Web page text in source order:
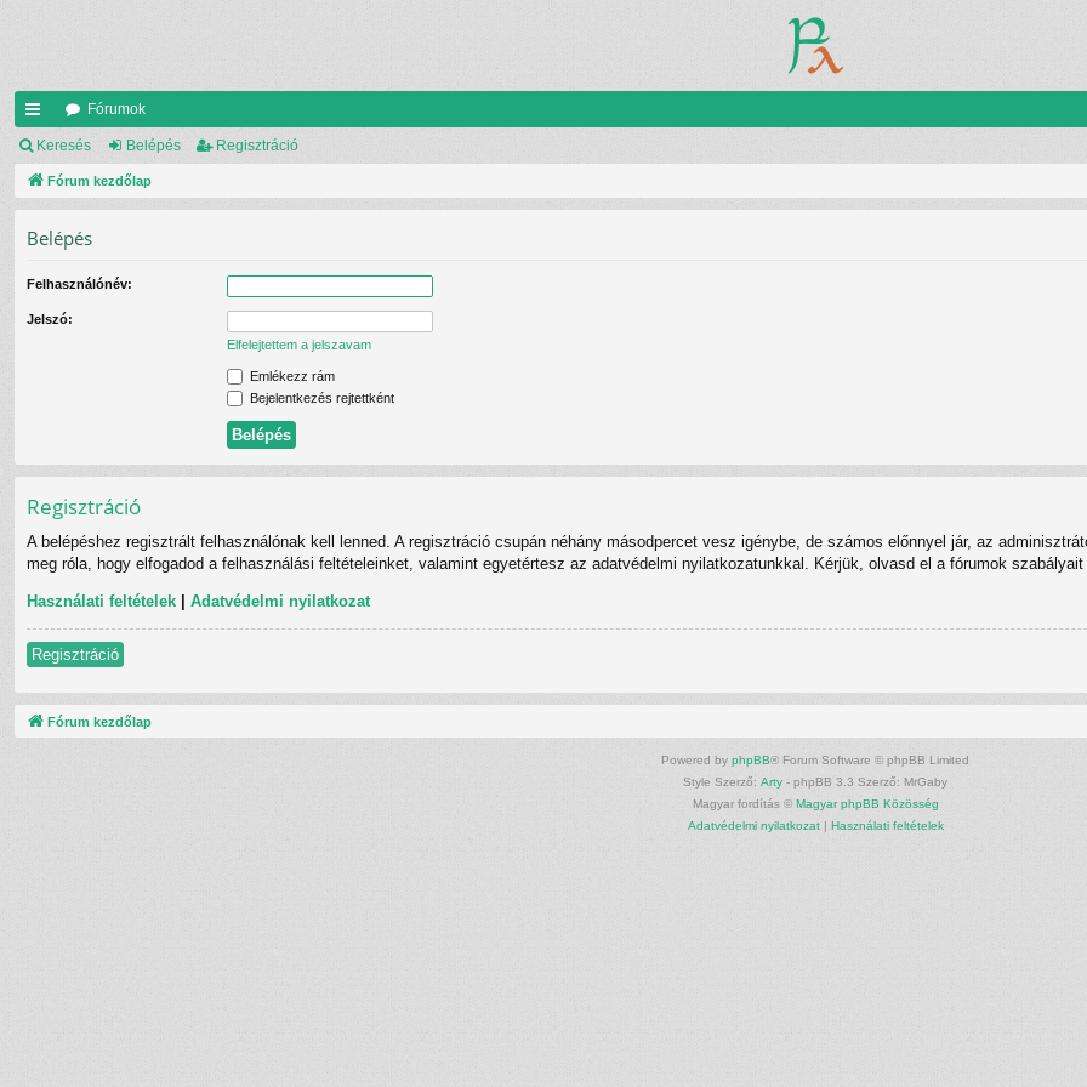
yo
rs
k
Fórumok
Keresés Belépés Regisztráció
Fórum kezdőlap
Belépés
Felhasználónév:
Jelszó:
Elfelejtettem a jelszavam
Emlékezz rám
Bejelentkezés rejtettként
Regisztráció
A belépéshez regisztrált felhasználónak kell lenned. A regisztráció csupán néhány másodpercet vesz igénybe, de számos előnnyel jár, az
meg róla, hogy elfogadod a felhasználási feltételeinket, valamint egyetértesz az adatvédelmi nyilatkozatunkkal. Kérjük, olvasd el a fórumok szabályait
Használati feltételek | Adatvédelmi nyilatkozat
Regisztráció
Fórum kezdőlap
Powered by phpBB® Forum Software © phpBB Limited
Style Szerző: Arty - phpBB 3.3 Szerző: MrGaby
Magyar fordítás © Magyar phpBB Közösség
Adatvédelmi nyilatkozat| Használati feltételek